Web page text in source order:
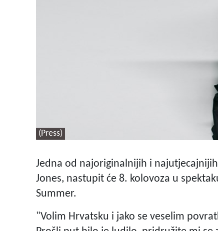
(Press)
Jedna od najoriginalnijih i
Jones, nastupit će 8. kolovoza u
Summer.
"Volim Hrvatsku i jako se veselim